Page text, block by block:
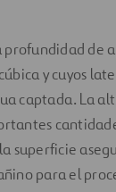
de
y cuyos
captada. La
superficie
para el